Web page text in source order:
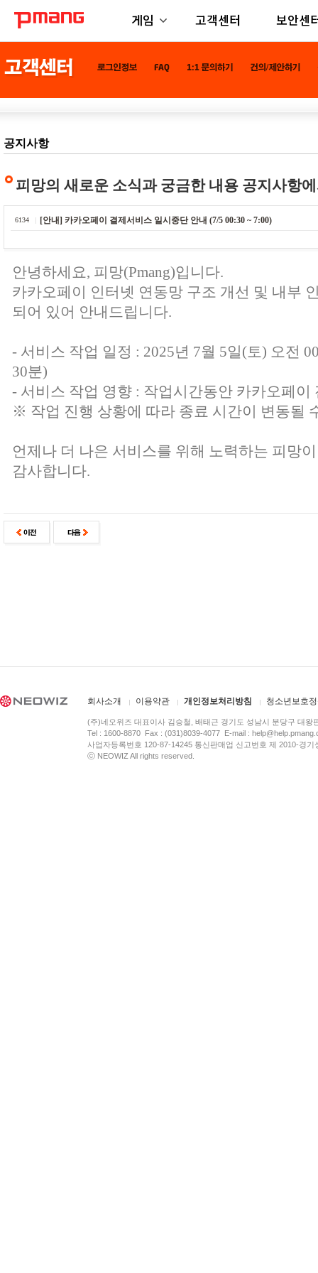
게임 고객센터 보안센
공지사항
피망의 새로운 소식과 궁금한 내용 공지사항
6134 [안내] 카카오페이 결제서비스 일시중단 안내 (7/5 00:30 ~ 7:00)
안녕하세요, 피망(Pmang)입니다.
카카오페이 인터넷 연동망 구조 개선 및 내부
되어 있어 안내드립니다.
- 서비스 작업 일정 : 2025년 7월 5일(토) 오전
30분)
- 서비스 작업 영향 : 작업시간동안 카카오페이
※ 작업 진행 상황에 따라 종료 시간이 변동될
언제나 더 나은 서비스를 위해 노력하는 피망
감사합니다.
회사소개 이용약관 개인정보처리방침 청소년보호
(주)네오위즈 대표이사 김승철, 배태근 경기도 성남시 분당구 대왕
Tel : 1600-8870 Fax : (031)8039-4077 E-mail :
사업자등록번호 120-87-14245 통신판매업 신고번호 제 2010-경
ⓒ NEOWIZ All rights reserved.